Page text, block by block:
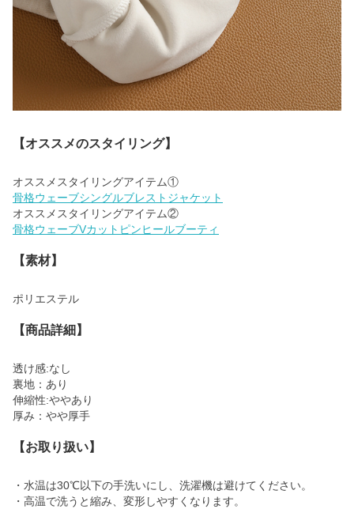
【オススメのスタイリング】
骨格ウェーブシングルブレストジャケット
骨格ウェーブVカットピンヒールブーティ
【素材】
ポリエステル
【商品詳細】
透け感:なし
裏地：あり
伸縮性:ややあり
厚み：やや厚手
【お取り扱い】
・水温は30℃以下の手洗いにし、洗濯機は避けてください。
・高温で洗うと縮み、変形しやすくなります。